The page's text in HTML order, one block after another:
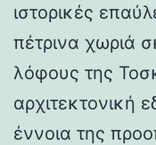
ιστορικές
πέτρινα χωριά
λόφους της
αρχιτεκτονική
έννοια της